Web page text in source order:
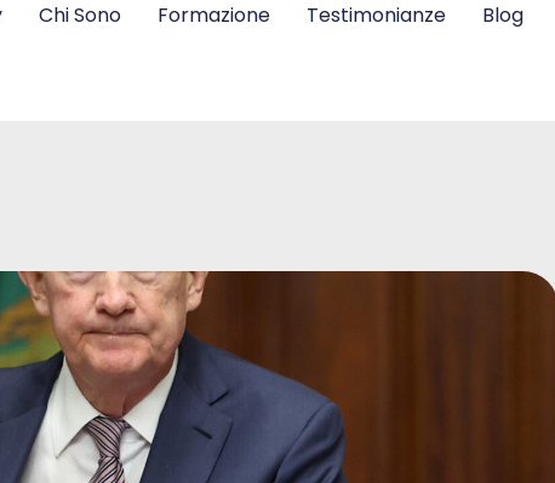
Chi Sono Formazione Testimonianze Blog